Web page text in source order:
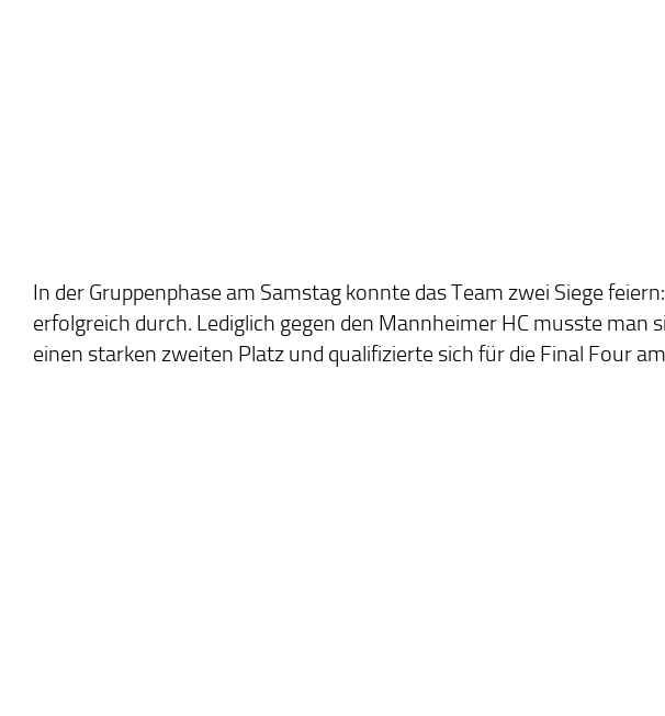
In der Gruppenphase am Samstag konnte das Team zwei Siege
erfolgreich durch. Lediglich gegen den Mannheimer HC musste man
einen starken zweiten Platz und qualifizierte sich für die Final Four